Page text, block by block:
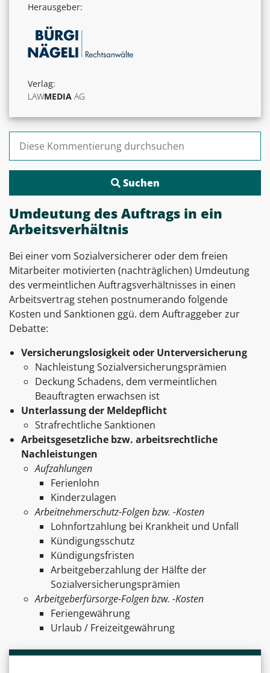
Herausgeber:
Verlag:
LAWMEDIA AG
Suchen nach:
Umdeutung des Auftrags in ein
Arbeitsverhältnis
Bei einer vom Sozialversicherer oder dem freien
Mitarbeiter motivierten (nachträglichen) Umdeutung
des vermeintlichen Auftragsverhältnisses in einen
Arbeitsvertrag stehen postnumerando folgende
Kosten und Sanktionen ggü. dem Auftraggeber zur
Debatte:
Versicherungslosigkeit oder Unterversicherung
Nachleistung Sozialversicherungsprämien
Deckung Schadens, dem vermeintlichen
Beauftragten erwachsen ist
Unterlassung der Meldepflicht
Strafrechtliche Sanktionen
Arbeitsgesetzliche bzw. arbeitsrechtliche
Nachleistungen
Aufzahlungen
Ferienlohn
Kinderzulagen
Arbeitnehmerschutz-Folgen bzw. -Kosten
Lohnfortzahlung bei Krankheit und Unfall
Kündigungsschutz
Kündigungsfristen
Arbeitgeberzahlung der Hälfte der
Sozialversicherungsprämien
Arbeitgeberfürsorge-Folgen bzw. -Kosten
Feriengewährung
Urlaub / Freizeitgewährung